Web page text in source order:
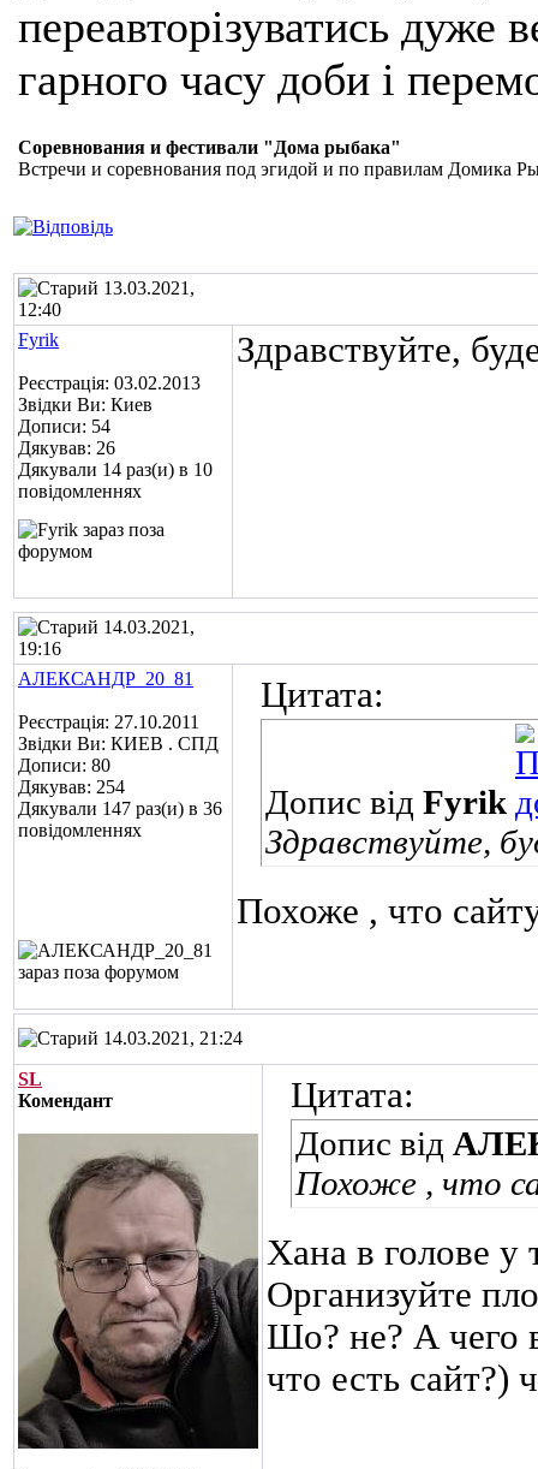
переавторізуватись
гарного часу доби і
Соревнования и фестивали "Дома рыбака"
Встречи и соревнования под эгидой и по правилам Домика
13.03.2021,
12:40
Fyrik
Реєстрація: 03.02.2013
Звідки Ви: Киев
Дописи: 54
Дякував: 26
Дякували 14 раз(и) в 10
повідомленнях
Здравствуйте,
14.03.2021,
19:16
АЛЕКСАНДР_20_81
Реєстрація: 27.10.2011
Звідки Ви: КИЕВ . СПД
Дописи: 80
Дякував: 254
Дякували 147 раз(и) в 36
повідомленнях
Цитата:
Допис від Fyrik
Здравствуйте,
Похоже , что
14.03.2021, 21:24
SL
Комендант
Цитата:
Допис від
Похоже , что
Хана в голове у
Организуйте
Шо? не? А чего
что есть сайт?)